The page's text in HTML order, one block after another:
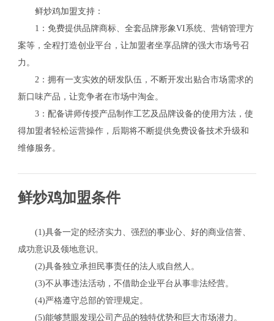
鲜炒鸡加盟支持：
1：免费提供品牌商标、全套品牌形象VI系统、营销管理方
案等，全程打造创业平台，让加盟者坐享品牌的强大市场号召
力。
2：拥有一支实效的研发队伍，不断开发出贴合市场需求的
新口味产品，让竞争者在市场中淘金。
3：配备讲师传授产品制作工艺及品牌设备的使用方法，使
得加盟者轻松运营操作，后期将不断提供免费设备技术升级和
维修服务。
鲜炒鸡加盟条件
(1)具备一定的经济实力、强烈的事业心、好的商业信誉、
成功意识及领地意识。
(2)具备独立承担民事责任的法人或自然人。
(3)不从事违法活动，不借助企业平台从事非法经营。
(4)严格遵守总部的管理规定。
(5)能够慧眼发现公司产品的独特优势和巨大市场潜力。